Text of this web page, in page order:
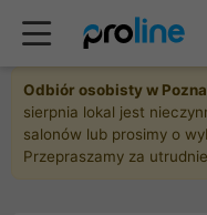
Odbiór osobisty w
sierpnia lokal jest
salonów lub prosimy o
Przepraszamy za